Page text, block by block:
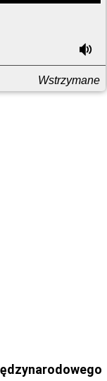
przodu
Wstrzymane